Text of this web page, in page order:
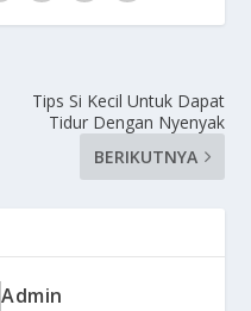
Tips Si Kecil Untuk Dapat
Tidur Dengan Nyenyak
BERIKUTNYA
Admin